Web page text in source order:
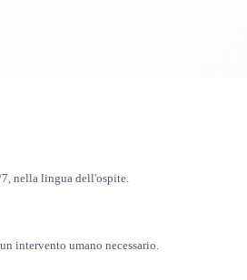
nella lingua dell'ospite.
intervento umano necessario.